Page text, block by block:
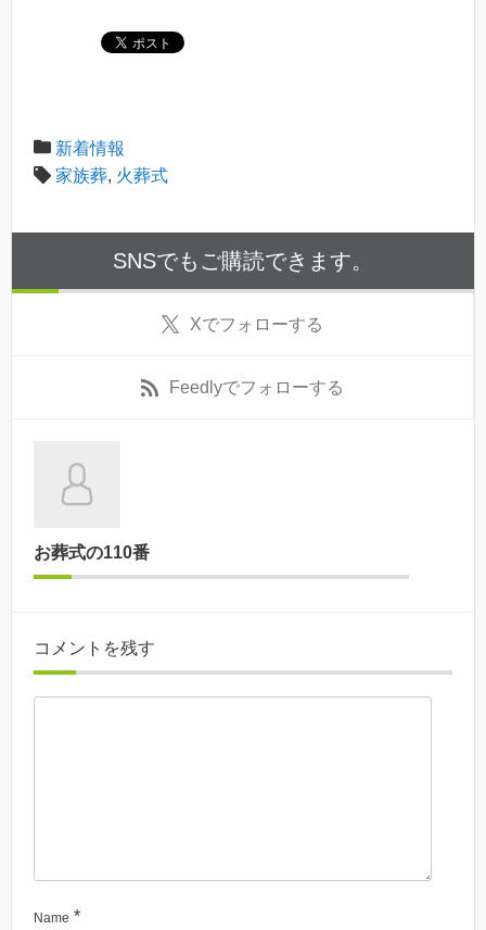
新着情報
家族葬, 火葬式
SNSでもご購読できます。
Xでフォローする
Feedlyでフォローする
お葬式の110番
コメントを残す
Name *